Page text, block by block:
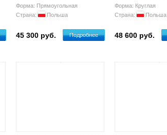
Форма: Прямоугольная
Страна:
Польша
45 300 руб. Подробнее
Форма: Круглая
Страна:
Польша
48 600 руб.